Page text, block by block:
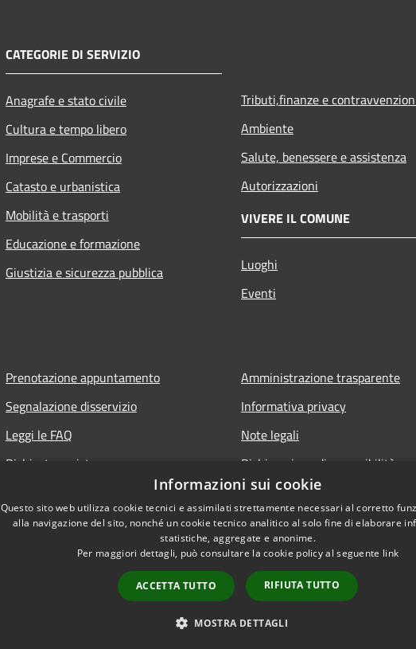
CATEGORIE DI SERVIZIO
Anagrafe e stato civile
Cultura e tempo libero
Imprese e Commercio
Catasto e urbanistica
Mobilità e trasporti
Educazione e formazione
Giustizia e sicurezza pubblica
Tributi,finanze e
Ambiente
Salute, benessere e assistenza
Autorizzazioni
VIVERE IL COMUNE
Luoghi
Eventi
Prenotazione appuntamento
Segnalazione disservizio
Leggi le FAQ
Richiesta assistenza
Amministrazione trasparente
Informativa privacy
Note legali
Dichiarazione di accessibilità
Copyright © 2026 •
Informazioni sui cookie
Questo sito web utilizza cookie tecnici e assimilati strettamente necessari al corretto
alla navigazione del sito, nonché un cookie tecnico analitico al solo fine di elaborare
statistiche, aggregate e anonime.
Per maggiori dettagli, può consultare la cookie policy al seguente link
ACCETTA TUTTO RIFIUTA TUTTO
MOSTRA DETTAGLI